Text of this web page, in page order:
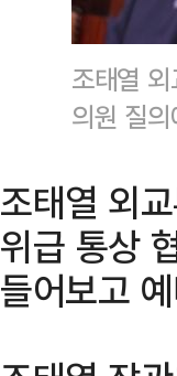
조태열
의원 질
조태열 외
위급 통상
들어보고